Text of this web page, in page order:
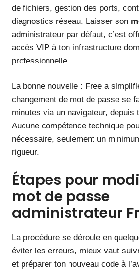
de fichiers, gestion des ports,
diagnostics réseau. Laisser son
administrateur par défaut, c’est
accès VIP à ton infrastructure
professionnelle.
La bonne nouvelle : Free a
changement de mot de passe se
minutes via un navigateur, depuis
Aucune compétence technique
nécessaire, seulement un
rigueur.
Étapes pour
mot de passe
administrateur
La procédure se déroule en
éviter les erreurs, mieux vaut
et préparer ton nouveau code à